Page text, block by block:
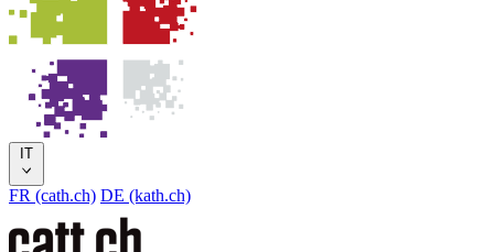
IT
FR (cath.ch) DE (kath.ch)